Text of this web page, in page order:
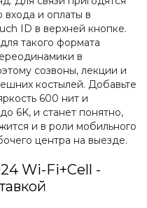
входа и оплаты в
ID в верхней кнопке.
такого формата
в
созвоны, лекции и
костылей. Добавьте
600 нит и
6K, и станет понятно,
и в роли мобильного
центра на выезде.
Wi-Fi+Cell -